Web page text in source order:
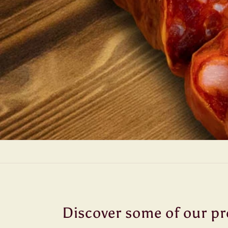
Discover some of our